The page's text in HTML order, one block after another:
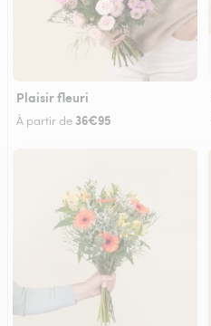
Plaisir fleuri
À partir de 36€95